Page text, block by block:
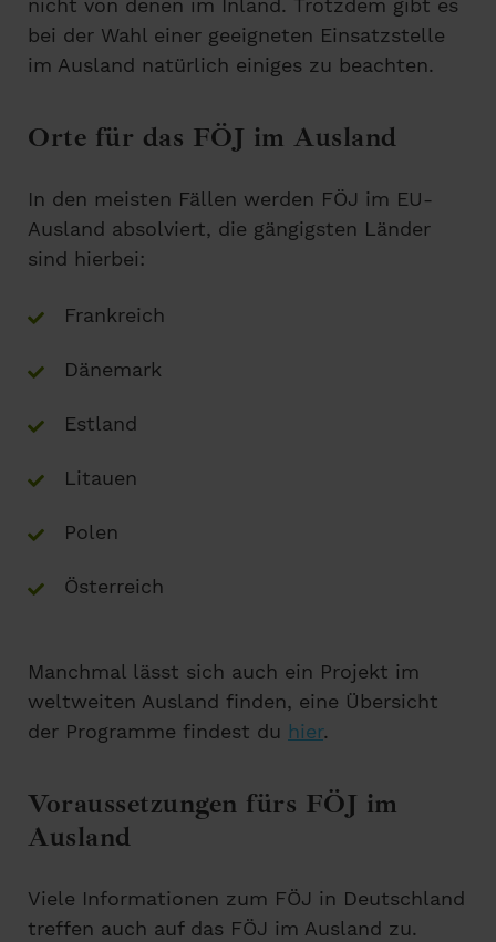
nicht von denen im Inland. Trotzdem gibt es
bei der Wahl einer geeigneten Einsatzstelle
im Ausland natürlich einiges zu beachten.
Orte für das FÖJ im Ausland
In den meisten Fällen werden FÖJ im EU-
Ausland absolviert, die gängigsten Länder
sind hierbei:
Frankreich
Dänemark
Estland
Litauen
Polen
Österreich
Manchmal lässt sich auch ein Projekt im
weltweiten Ausland finden, eine Übersicht
der Programme findest du hier.
Voraussetzungen fürs FÖJ im
Ausland
Viele Informationen zum FÖJ in Deutschland
treffen auch auf das FÖJ im Ausland zu.